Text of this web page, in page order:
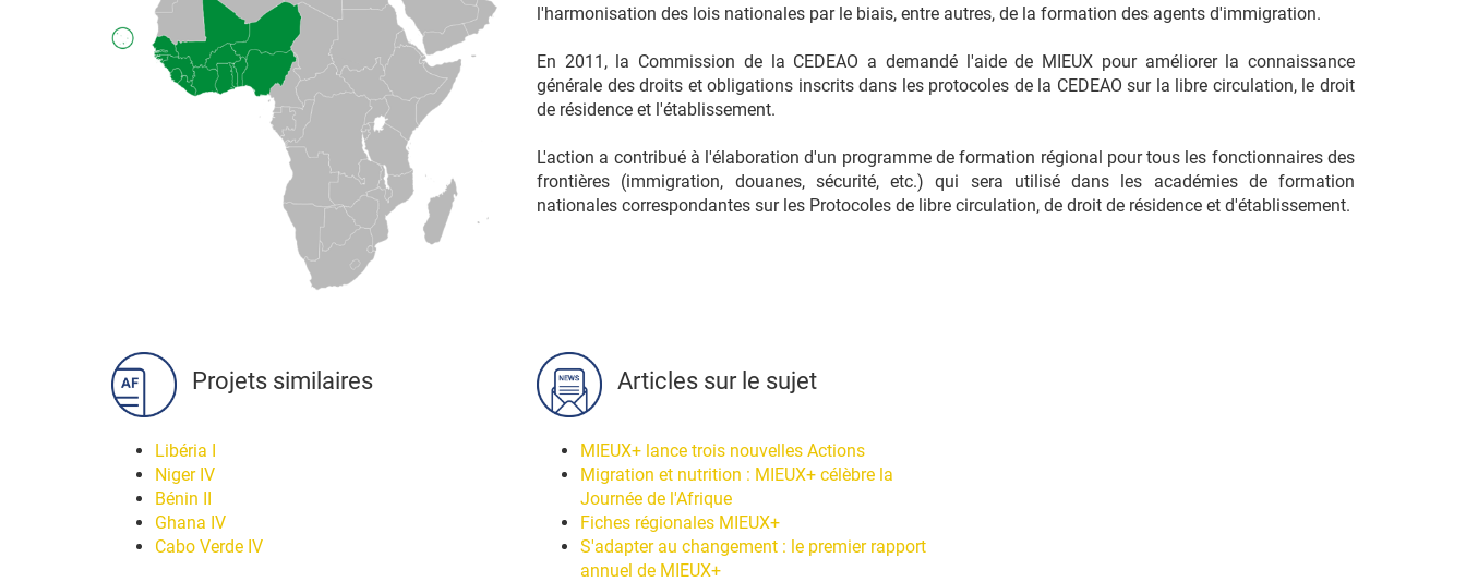
l'harmonisation des lois nationales par le biais, entre autres, de la formation des agents d'immigration.
En 2011, la Commission de la CEDEAO a demandé l'aide de MIEUX pour améliorer la connaissance
générale des droits et obligations inscrits dans les protocoles de la CEDEAO sur la libre circulation, le droit
de résidence et l'établissement.
L'action a contribué à l'élaboration d'un programme de formation régional pour tous les fonctionnaires des
frontières (immigration, douanes, sécurité, etc.) qui sera utilisé dans les académies de formation
nationales correspondantes sur les Protocoles de libre circulation, de droit de résidence et d'établissement.
Projets similaires
Libéria I
Niger IV
Bénin II
Ghana IV
Cabo Verde IV
Articles sur le sujet
MIEUX+ lance trois nouvelles Actions
Migration et nutrition : MIEUX+ célèbre la
Journée de l'Afrique
Fiches régionales MIEUX+
S'adapter au changement : le premier rapport
annuel de MIEUX+